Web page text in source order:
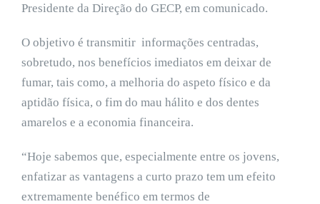
Presidente da Direção do GECP, em comunicado.
O objetivo é transmitir informações centradas,
sobretudo, nos benefícios imediatos em deixar de
fumar, tais como, a melhoria do aspeto físico e da
aptidão física, o fim do mau hálito e dos dentes
amarelos e a economia financeira.
“Hoje sabemos que, especialmente entre os jovens,
enfatizar as vantagens a curto prazo tem um efeito
extremamente benéfico em termos de